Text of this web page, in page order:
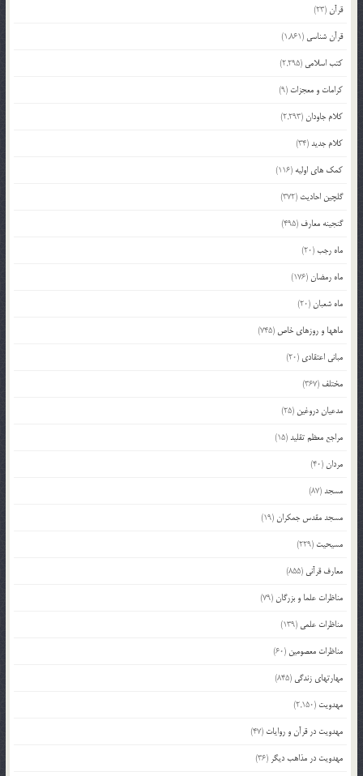
قرآن(23)
قرآن شناسی (1,861)
کتب اسلامی (2,295)
کرامات و معجزات (9)
کلام جاودان(2,293)
کلام جدید(34)
کمک های اولیه (116)
گلچین احادیث (372)
گنجینه معارف (495)
ماه رجب(20)
ماه رمضان(176)
ماه شعبان(20)
ماهها و روزهای خاص (745)
مبانی اعتقادی (20)
مختلف (367)
مدعیان دروغین (25)
مراجع معظم تقلید(15)
مردان(40)
مسجد(87)
مسجد مقدس جمکران(19)
مسیحیت (229)
معارف قرآنی (855)
مناظرات علما و بزرگان(79)
مناظرات علمی (139)
مناظرات معصومین (60)
مهارتهای زندگی (845)
مهدویت (2,150)
مهدویت در قرآن و روایات (47)
مهدویت در مذاهب دیگر (36)